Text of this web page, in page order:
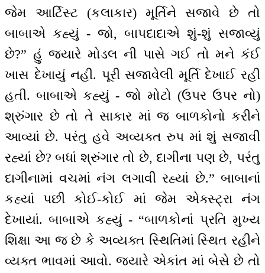
જેમ આર્ટિસ્ટ (કલાકાર) મૂર્તિને સજાવે છે તો
બાબાએ કહ્યું - જો, બાપદાદાએ શું-શું સજાવ્યું
છે?” હું જ્યારે મોડલ ની પાસે ગઈ તો મને કંઈ
ખાસ દેખાયું નહીં. પૂરી સજાવેલી મૂર્તિ દેખાઈ રહી
હતી. બાબાએ કહ્યું - જો મોટો (ઉપર ઉપર નો)
શ્રુંગાર છે તો તે સાકાર માં જ બાળકોનો કરીને
આવ્યાં છે. પરંતુ હવે અવ્યક્ત રુપ માં શું સજાવી
રહ્યાં છે? બધાં શ્રુંગાર તો છે, દાગીના પણ છે, પરંતુ
દાગીનામાં વચમાં નંગ લગાવી રહ્યાં છે.” બાબાનાં
કહ્યાં પછી કોઈ-કોઈ માં જેમ એક્સ્ટ્રા નંગ
દેખાયાં. બાબાએ કહ્યું - “બાળકોનાં પ્રતિ મુખ્ય
શિક્ષા આ જ છે કે અવ્યક્ત સ્થિતિમાં સ્થિત રહીને
વ્યક્ત ભાવમાં આવો. જ્યારે એકાંત માં બેસે છે તો